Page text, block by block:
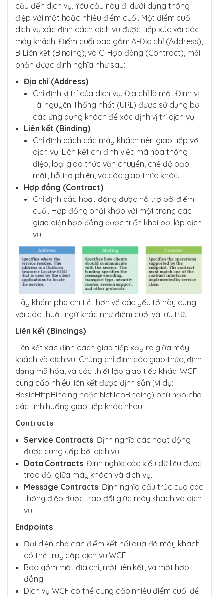
cầu đến dịch vụ. Yêu cầu này đi dưới dạng thông
điệp với một hoặc nhiều điểm cuối. Một điểm cuối
dịch vụ xác định cách dịch vụ được tiếp xúc với các
máy khách. Điểm cuối bao gồm A-Địa chỉ (Address),
B-Liên kết (Binding), và C-Hợp đồng (Contract), mỗi
phần được định nghĩa như sau:
Địa chỉ (Address)
Chỉ định vị trí của dịch vụ. Địa chỉ là một Định vị
Tài nguyên Thống nhất (URL) được sử dụng bởi
các ứng dụng khách để xác định vị trí dịch vụ.
Liên kết (Binding)
Chỉ định cách các máy khách nên giao tiếp với
dịch vụ. Liên kết chỉ định việc mã hóa thông
điệp, loại giao thức vận chuyển, chế độ bảo
mật, hỗ trợ phiên, và các giao thức khác.
Hợp đồng (Contract)
Chỉ định các hoạt động được hỗ trợ bởi điểm
cuối. Hợp đồng phải khớp với một trong các
giao diện hợp đồng được triển khai bởi lớp dịch
vụ.
Hãy khám phá chi tiết hơn về các yếu tố này cùng
với các thuật ngữ khác như điểm cuối và lưu trữ.
Liên kết (Bindings)
Liên kết xác định cách giao tiếp xảy ra giữa máy
khách và dịch vụ. Chúng chỉ định các giao thức, định
dạng mã hóa, và các thiết lập giao tiếp khác. WCF
cung cấp nhiều liên kết được định sẵn (ví dụ:
BasicHttpBinding hoặc NetTcpBinding) phù hợp cho
các tình huống giao tiếp khác nhau.
Contracts
Service Contracts: Định nghĩa các hoạt động
được cung cấp bởi dịch vụ.
Data Contracts: Định nghĩa các kiểu dữ liệu được
trao đổi giữa máy khách và dịch vụ.
Message Contracts: Định nghĩa cấu trúc của các
thông điệp được trao đổi giữa máy khách và dịch
vụ.
Endpoints
Đại diện cho các điểm kết nối qua đó máy khách
có thể truy cập dịch vụ WCF.
Bao gồm một địa chỉ, một liên kết, và một hợp
đồng.
Dịch vụ WCF có thể cung cấp nhiều điểm cuối để